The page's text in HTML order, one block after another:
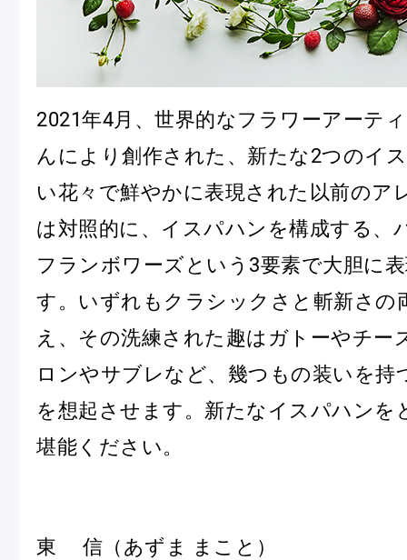
フルーツとヨーグルトのマカ
ロン
「ヴルーテ」販売のお知らせ
催事出店の
ピエール・エルメ・パリ
Notre Maison
ピエール・エルメについて ブラン
Nos adresses
2021年4月、世界的なフラワーアーテ
んにより創作された、新たな2つのイ
い花々で鮮やかに表現された以前のア
は対照的に、イスパハンを構成する、
フランボワーズという3要素で大胆に
す。いずれもクラシックさと斬新さの
え、その洗練された趣はガトーやチー
ロンやサブレなど、幾つもの装いを持
を想起させます。新たなイスパハンを
堪能ください。
東 信（あずま まこと）